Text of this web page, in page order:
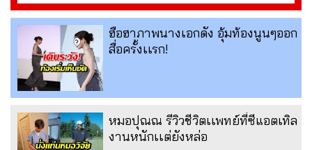
ฮือฮาภาพนางเอกดัง อุ้มท้องนูนๆออก
สื่อครั้งเเรก!
หมอปุณณ รีวิวชีวิตเเพทย์ที่ซีแอตเทิล
งานหนักเเต่ยังหล่อ